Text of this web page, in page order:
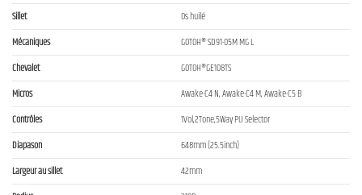
Sillet
Os huilé
Mécaniques
GOTOH® SD91-05M MG L
Chevalet
GOTOH®GE108TS
Micros
Awake-C4 N, Awake-C4 M, Awake-C5 B
Contrôles
1Vol,2Tone,5Way PU Selector
Diapason
648mm (25.5inch)
Largeur au sillet
42mm